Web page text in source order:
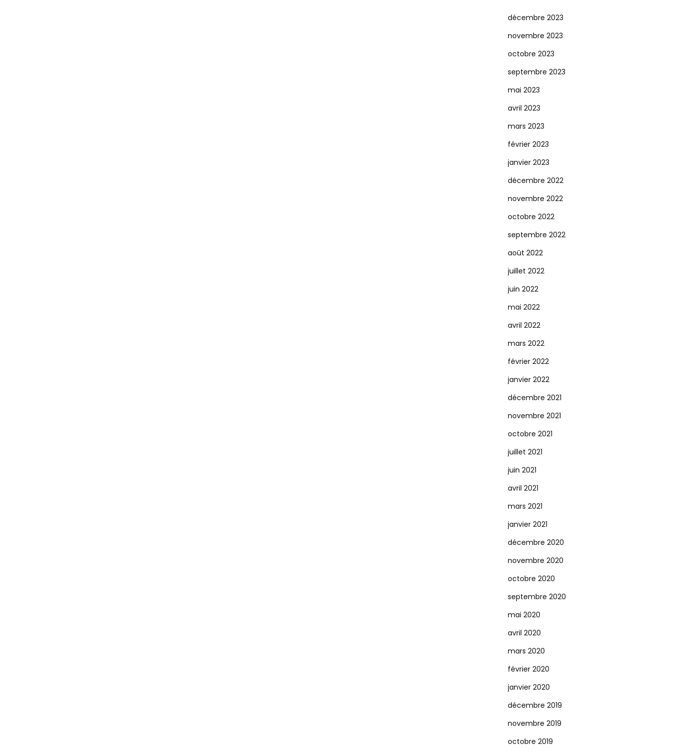
décembre 2023
novembre 2023
octobre 2023
septembre 2023
mai 2023
avril 2023
mars 2023
février 2023
janvier 2023
décembre 2022
novembre 2022
octobre 2022
septembre 2022
août 2022
juillet 2022
juin 2022
mai 2022
avril 2022
mars 2022
février 2022
janvier 2022
décembre 2021
novembre 2021
octobre 2021
juillet 2021
juin 2021
avril 2021
mars 2021
janvier 2021
décembre 2020
novembre 2020
octobre 2020
septembre 2020
mai 2020
avril 2020
mars 2020
février 2020
janvier 2020
décembre 2019
novembre 2019
octobre 2019